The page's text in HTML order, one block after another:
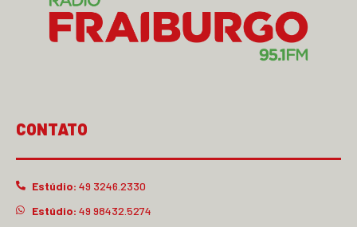
CONTATO
Estúdio: 49 3246.2330
Estúdio: 49 98432.5274